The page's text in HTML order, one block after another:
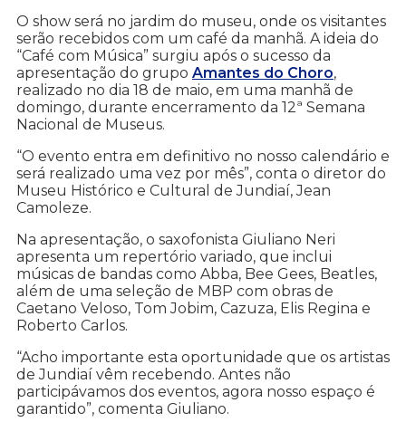
O show será no jardim do museu, onde os visitantes
serão recebidos com um café da manhã. A ideia do
“Café com Música” surgiu após o sucesso da
apresentação do grupo Amantes do Choro,
realizado no dia 18 de maio, em uma manhã de
domingo, durante encerramento da 12ª Semana
Nacional de Museus.
“O evento entra em definitivo no nosso calendário e
será realizado uma vez por mês”, conta o diretor do
Museu Histórico e Cultural de Jundiaí, Jean
Camoleze.
Na apresentação, o saxofonista Giuliano Neri
apresenta um repertório variado, que inclui
músicas de bandas como Abba, Bee Gees, Beatles,
além de uma seleção de MBP com obras de
Caetano Veloso, Tom Jobim, Cazuza, Elis Regina e
Roberto Carlos.
“Acho importante esta oportunidade que os artistas
de Jundiaí vêm recebendo. Antes não
participávamos dos eventos, agora nosso espaço é
garantido”, comenta Giuliano.